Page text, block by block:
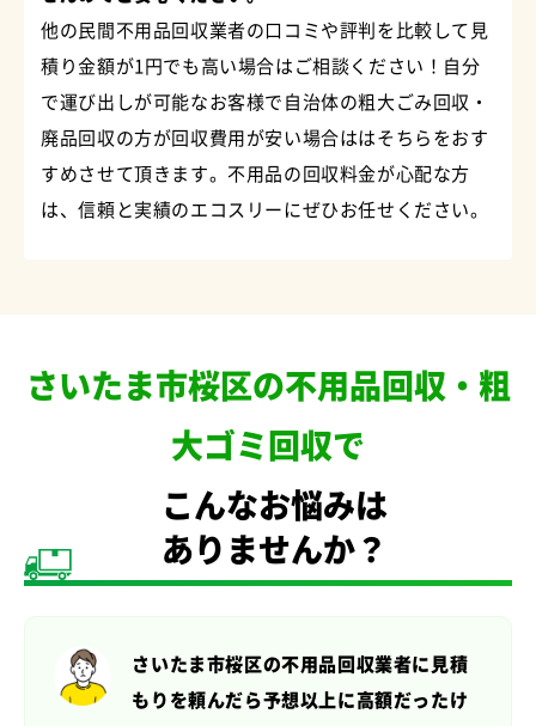
他の民間不用品回収業者の口コミや評判を比較して見
積り金額が1円でも高い場合はご相談ください！自分
で運び出しが可能なお客様で自治体の粗大ごみ回収・
廃品回収の方が回収費用が安い場合ははそちらをおす
すめさせて頂きます。不用品の回収料金が心配な方
は、信頼と実績のエコスリーにぜひお任せください。
さいたま市桜区の不用品回収・粗
大ゴミ回収で
こんなお悩みは
ありませんか？
さいたま市桜区の不用品回収業者に見積
もりを頼んだら予想以上に高額だったけ